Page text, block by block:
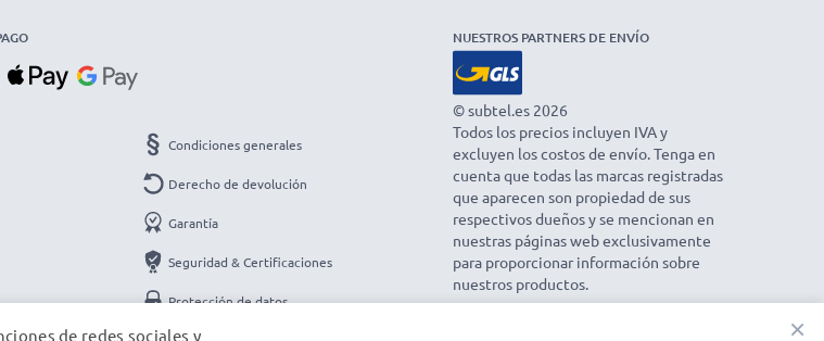
Condiciones generales
Derecho de devolución
Garantía
Seguridad & Certificaciones
Protección de datos
NUESTROS PARTNERS DE ENVÍO
© subtel.es 2026
Todos los precios incluyen IVA y
excluyen los costos de envío. Tenga en
cuenta que todas las marcas registradas
que aparecen son propiedad de sus
respectivos dueños y se mencionan en
nuestras páginas web exclusivamente
para proporcionar información sobre
nuestros productos.
×
de redes sociales y